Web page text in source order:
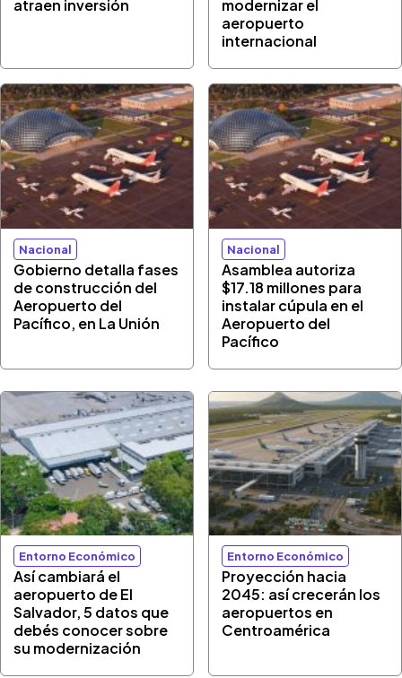
atraen inversión
modernizar el
aeropuerto
internacional
Nacional
Gobierno detalla fases
de construcción del
Aeropuerto del
Pacífico, en La Unión
Nacional
Asamblea autoriza
$17.18 millones para
instalar cúpula en el
Aeropuerto del
Pacífico
Entorno Económico
Así cambiará el
aeropuerto de El
Salvador, 5 datos que
debés conocer sobre
su modernización
Entorno Económico
Proyección hacia
2045: así crecerán los
aeropuertos en
Centroamérica